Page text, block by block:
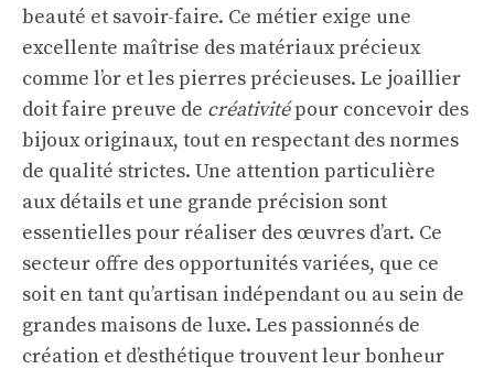
beauté et savoir-faire. Ce métier exige une
excellente maîtrise des matériaux précieux
comme l’or et les pierres précieuses. Le joaillier
doit faire preuve de créativitépour concevoir des
bijoux originaux, tout en respectant des normes
de qualité strictes. Une attention particulière
aux détails et une grande précision sont
essentielles pour réaliser des œuvres d’art. Ce
secteur offre des opportunités variées, que ce
soit en tant qu’artisan indépendant ou au sein de
grandes maisons de luxe. Les passionnés de
création et d’esthétique trouvent leur bonheur